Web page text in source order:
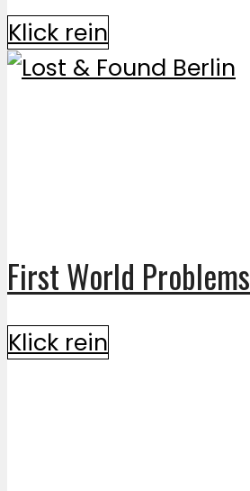
Klick rein
First World Problems
Klick rein